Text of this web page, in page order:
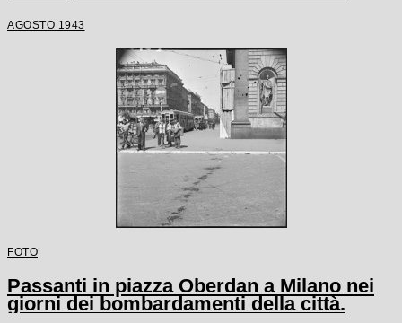
AGOSTO 1943
FOTO
Passanti in piazza Oberdan a Milano nei
giorni dei bombardamenti della città.